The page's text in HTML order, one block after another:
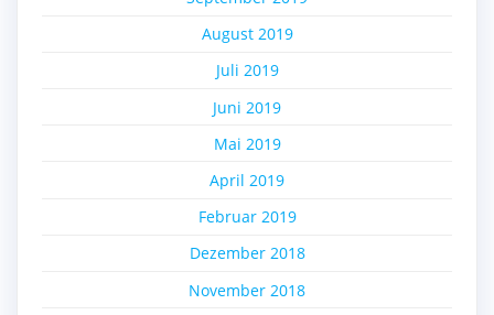
August 2019
Juli 2019
Juni 2019
Mai 2019
April 2019
Februar 2019
Dezember 2018
November 2018